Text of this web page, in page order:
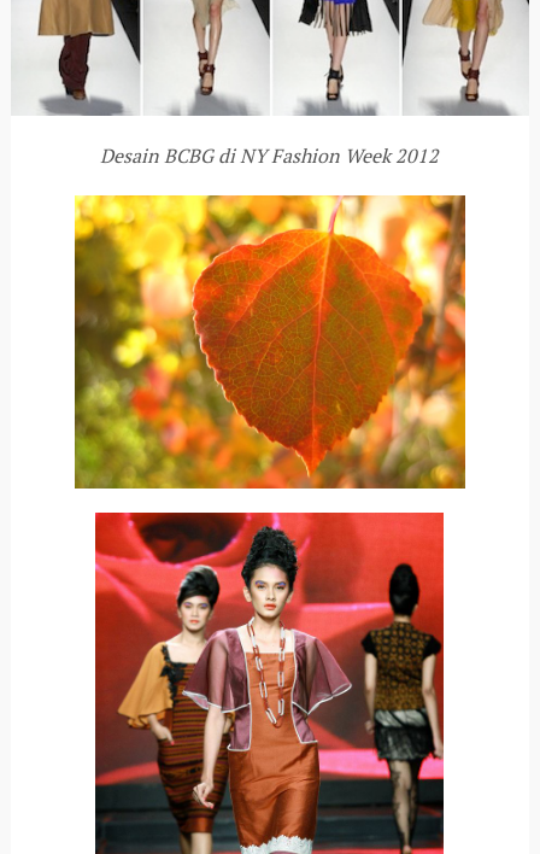
Desain BCBG di NY Fashion Week 2012